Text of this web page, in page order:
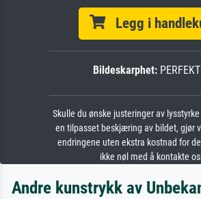
Legg i
Bildeskarphet:PERFEKT
Skulle du ønske justeringer av
en tilpasset beskjæring av bildet, gjør
endringene uten ekstra kostnad for
ikke nøl med å kontakte
Andre kunstrykk av